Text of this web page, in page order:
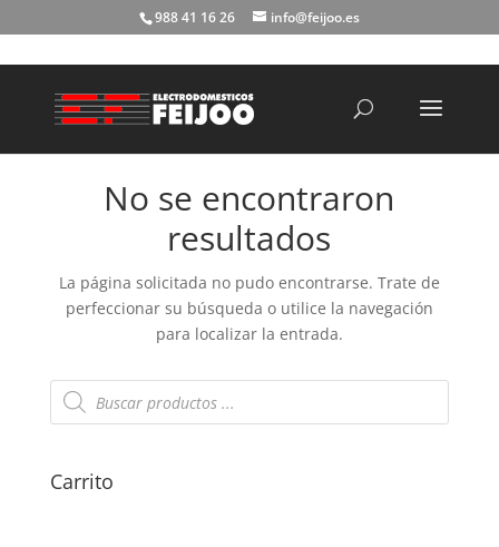
988 41 16 26 info@feijoo.es
No se encontraron
resultados
La página solicitada no pudo encontrarse. Trate de
perfeccionar su búsqueda o utilice la navegación
para localizar la entrada.
Búsqueda
de
productos
Carrito